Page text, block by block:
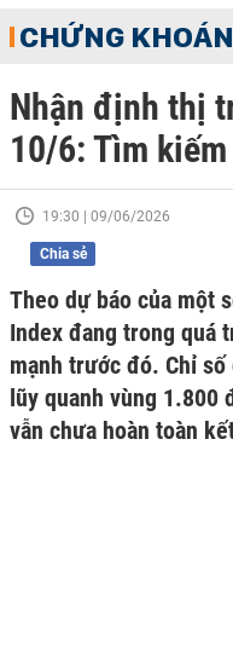
CHỨNG KHOÁN
Nhận định thị
10/6: Tìm
19:30 | 09/06/2026
Chia sẻ
Theo dự báo của một
Index đang trong quá
mạnh trước đó. Chỉ
lũy quanh vùng 1.800
vẫn chưa hoàn toàn